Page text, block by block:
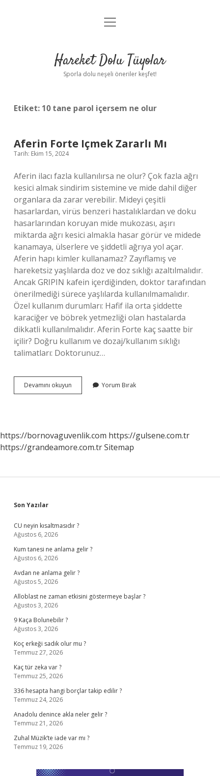
Anasayfa
Yasal Uyarı
menüyü
Hareket Dolu Tüyolar
Sporla dolu neşeli öneriler keşfet!
Etiket: 10 tane parol içersem ne olur
Aferin Forte Içmek Zararlı Mı
Tarih: Ekim 15, 2024
Aferin ilacı fazla kullanılırsa ne olur? Çok fazla ağrı
kesici almak sindirim sistemine ve mide dahil diğer
organlara da zarar verebilir. Mideyi çeşitli
hasarlardan, virüs benzeri hastalıklardan ve doku
hasarlarından koruyan mide mukozası, aşırı
miktarda ağrı kesici almakla hasar görür ve midede
kanamaya, ülserlere ve şiddetli ağrıya yol açar.
Aferin hapı kimler kullanamaz? Zayıflamış ve
hareketsiz yaşlılarda doz ve doz sıklığı azaltılmalıdır.
Ancak GRIPIN kafein içerdiğinden, doktor tarafından
önerilmediği sürece yaşlılarda kullanılmamalıdır.
Özel kullanım durumları: Hafif ila orta şiddette
karaciğer ve böbrek yetmezliği olan hastalarda
dikkatli kullanılmalıdır. Aferin Forte kaç saatte bir
içilir? Doğru kullanım ve dozaj/kullanım sıklığı
talimatları: Doktorunuz…
Devamını okuyun
Forte
Yorum Bırak
https://bornovaguvenlik.com https://gulsene.com.tr
https://grandeamore.com.trSitemap
Sidebar
Son Yazılar
CU neyin kısaltmasıdır ?
Ağustos 6, 2026
Kum tanesi ne anlama gelir ?
Ağustos 6, 2026
Avdan ne anlama gelir ?
Ağustos 5, 2026
Alloblast ne zaman etkisini göstermeye başlar ?
Ağustos 3, 2026
9 Kaça Bolunebilir ?
Ağustos 3, 2026
Koç erkeği sadık olur mu ?
Temmuz 27, 2026
Kaç tür zeka var ?
Temmuz 25, 2026
336 hesapta hangi borçlar takip edilir ?
Temmuz 24, 2026
Anadolu denince akla neler gelir ?
Temmuz 21, 2026
Zuhal Müzik’te iade var mı ?
Temmuz 19, 2026